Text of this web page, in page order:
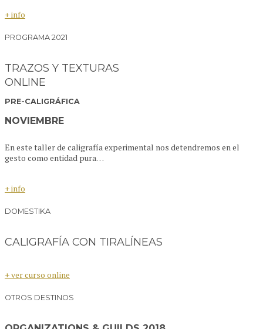
+ info
PROGRAMA 2021
TRAZOS Y TEXTURAS
ONLINE
PRE-CALIGRÁFICA
NOVIEMBRE
En este taller de caligrafía experimental nos detendremos en el
gesto como entidad pura…
+ info
DOMESTIKA
CALIGRAFÍA CON TIRALÍNEAS
+ ver curso online
OTROS DESTINOS